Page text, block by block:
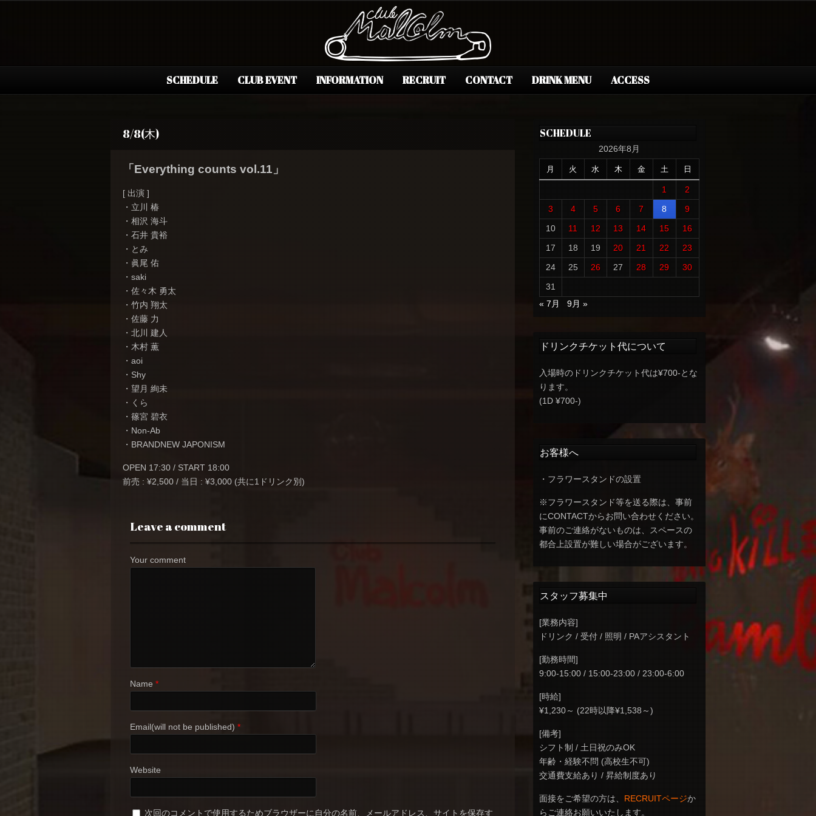
SCHEDULE CLUB EVENT INFORMATION RECRUIT CONTACT DRINK MENU ACCESS
8/8(木)
「Everything counts vol.11」
[ 出演 ]
・立川 椿
・相沢 海斗
・石井 貴裕
・とみ
・眞尾 佑
・saki
・佐々木 勇太
・竹内 翔太
・佐藤 力
・北川 建人
・木村 薫
・aoi
・Shy
・望月 絢未
・くら
・篠宮 碧衣
・Non-Ab
・BRANDNEW JAPONISM
OPEN 17:30 / START 18:00
前売 : ¥2,500 / 当日 : ¥3,000 (共に1ドリンク別)
Leave a comment
Your comment
Name *
Email(will not be published) *
Website
次回のコメントで使用するためブラウザーに自分の名前、メールアドレス、サイトを保存す
SCHEDULE
2026年8月
月 火 水 木 金 土 日
1
2
3
4 5 6 7 8
9
10
11 12 13 14 15
16
17
18 19 20 21 22
23
24
25 26 27 28 29
30
31
« 7月
9月 »
ドリンクチケット代について
入場時のドリンクチケット代は¥700-とな
ります。
(1D ¥700-)
お客様へ
・フラワースタンドの設置
※フラワースタンド等を送る際は、事前
にCONTACTからお問い合わせください。
事前のご連絡がないものは、スペースの
都合上設置が難しい場合がございます。
スタッフ募集中
[業務内容]
ドリンク / 受付 / 照明 / PAアシスタント
[勤務時間]
9:00-15:00 / 15:00-23:00 / 23:00-6:00
[時給]
¥1,230～ (22時以降¥1,538～)
[備考]
シフト制 / 土日祝のみOK
年齢・経験不問 (高校生不可)
交通費支給あり / 昇給制度あり
面接をご希望の方は、 RECRUITページか
らご連絡お願いいたします。